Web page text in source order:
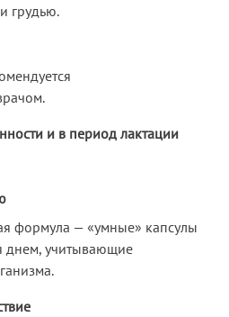
грудью.
и в период лактации
формула — «умные» капсулы
днем, учитывающие